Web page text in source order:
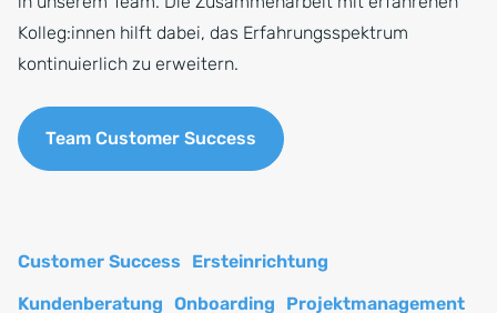
Kolleg:innen hilft dabei, das Erfahrungsspektrum
kontinuierlich zu erweitern.
Team Customer Success
Customer Success
Ersteinrichtung
Kundenberatung Onboarding Projektmanagement